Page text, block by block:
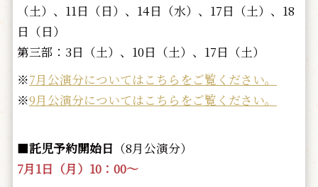
（土）、11日（日）、14日（水）、17日（土）、18
日（日）
第三部：3日（土）、10日（土）、17日（土）
※7月公演分についてはこちらをご覧ください。
※9月公演分についてはこちらをご覧ください。
■託児予約開始日 （8月公演分）
7月1日（月）10：00～